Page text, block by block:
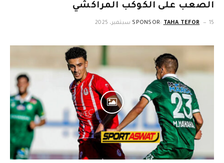
الصعب على الكوكب المراكشي
SPONSOR: TAHA TEFOR 15 سبتمبر، 2025